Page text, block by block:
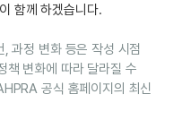
함께 하겠습니다.
과정 변화 등은 작성 시점
책 변화에 따라 달라질 수
공식 홈페이지의 최신